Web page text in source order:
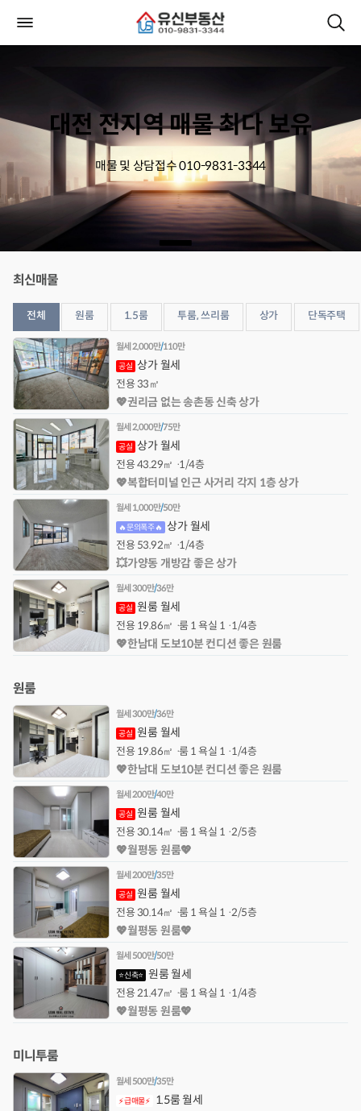
대전 전지역 매물 최다 보유
매물 및 상담접수 010-9831-3344
최신매물
전체 원룸 1.5룸 투룸, 쓰리룸 상가 단독주택
월세 2,000만/110만
공실 상가 월세
전용33㎡
💖권리금 없는 송촌동 신축 상가
월세 2,000만/75만
공실 상가 월세
전용43.29㎡ 1/4층
💖복합터미널 인근 사거리 각지 1층 상가
월세 1,000만/50만
🔥문의폭주🔥 상가 월세
전용53.92㎡ 1/4층
💥가양동 개방감 좋은 상가
월세 300만/36만
공실 원룸 월세
전용19.86㎡ 룸 1 욕실 1 1/4층
💖한남대 도보10분 컨디션 좋은 원룸
원룸
월세 300만/36만
공실 원룸 월세
전용19.86㎡ 룸 1 욕실 1 1/4층
💖한남대 도보10분 컨디션 좋은 원룸
월세 200만/40만
공실 원룸 월세
전용30.14㎡ 룸 1 욕실 1 2/5층
💖월평동 원룸💖
월세 200만/35만
공실 원룸 월세
전용30.14㎡ 룸 1 욕실 1 2/5층
💖월평동 원룸💖
월세 500만/50만
⭐신축⭐ 원룸 월세
전용21.47㎡ 룸 1 욕실 1 1/4층
💖월평동 원룸💖
미니투룸
월세 500만/35만
⚡급매물⚡ 1.5룸 월세